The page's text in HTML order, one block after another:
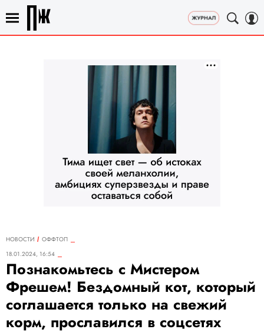
НОВОСТИ
ОФФТОП
18.01.2024, 16:54
Познакомьтесь с Мистером
Фрешем! Бездомный кот, который
соглашается только на свежий
корм, прославился в соцсетях